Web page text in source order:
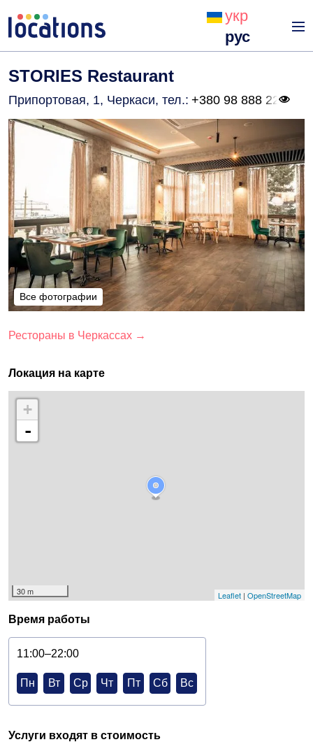
укр
рус
STORIES Restaurant
Припортовая, 1, Черкаси, тел.: +380 98 888 22
Все фотографии
Все фотографии
Рестораны в Черкассах →
Локация на карте
+
-
30 m Leaflet | OpenStreetMap
Время работы
11:00–22:00
Пн Вт Ср Чт Пт Сб Вс
Услуги входят в стоимость